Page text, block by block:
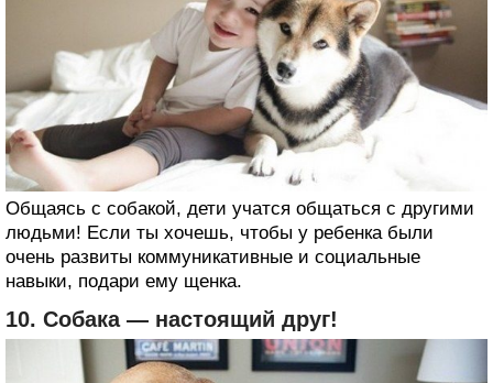
Общаясь с собакой, дети учатся общаться с другими
людьми! Если ты хочешь, чтобы у ребенка были
очень развиты коммуникативные и социальные
навыки, подари ему щенка.
10. Собака — настоящий друг!